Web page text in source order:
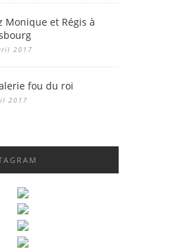
Monique et Régis à
2017
fou du roi
2017